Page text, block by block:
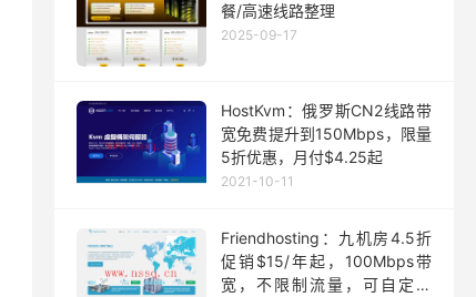
餐/高速线路整理
2025-09-17
HostKvm：俄罗斯CN2线路带
宽免费提升到150Mbps，限量
5折优惠，月付$4.25起
2021-10-11
Friendhosting：九机房4.5折
促销$15/年起，100Mbps带
宽，不限制流量，可自定义